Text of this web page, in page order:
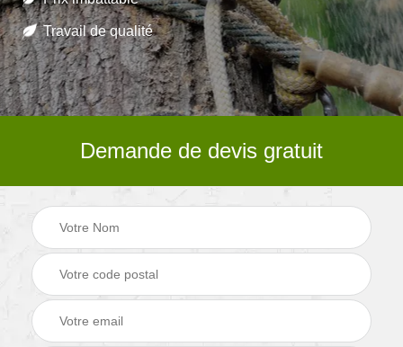
Travail de qualité
Demande de devis gratuit